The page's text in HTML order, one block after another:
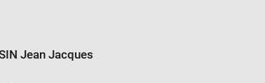
Jean Jacques